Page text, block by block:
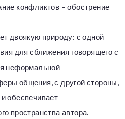
конфликтов – обострение
двоякую природу: с одной
для сближения говорящего с
неформальной
общения, с другой стороны,
обеспечивает
пространства автора.